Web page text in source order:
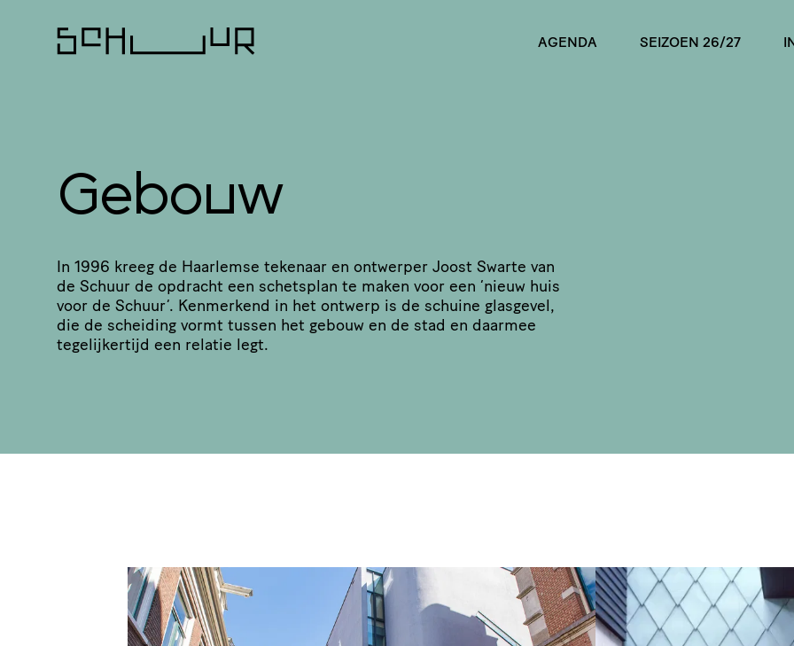
AGENDA SEIZOEN 26/27
Gebouw
In 1996 kreeg de Haarlemse tekenaar en ontwerper Joost Swarte van
de Schuur de opdracht een schetsplan te maken voor een ‘nieuw huis
voor de Schuur’. Kenmerkend in het ontwerp is de schuine glasgevel,
die de scheiding vormt tussen het gebouw en de stad en daarmee
tege­lij­ker­tijd een relatie legt.